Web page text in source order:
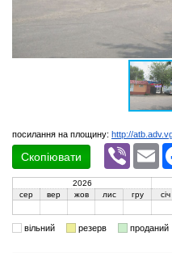
посилання на площину: http://
Скопіювати
Viber
2026
сер
вер жов лис гру січ
вільний резерв проданий